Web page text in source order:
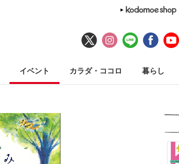
イベント カラダ・ココロ 暮らし